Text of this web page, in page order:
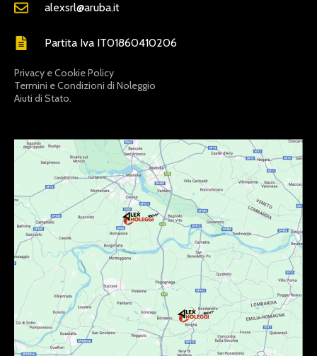
alexsrl@aruba.it
Partita Iva IT01860410206
Privacy e Cookie Policy
Termini e Condizioni di Noleggio
Aiuti di Stato.